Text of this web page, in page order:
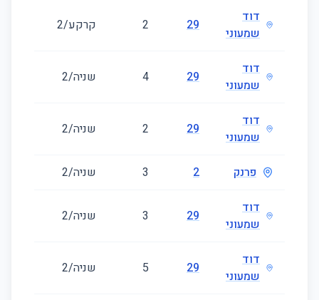
דוד
שמעוני
29
2 קרקע/2
דוד
שמעוני
29
4 שניה/2
דוד
שמעוני
29
2 שניה/2
פרנק 2
3 שניה/2
דוד
שמעוני
29
3 שניה/2
דוד
שמעוני
29
5 שניה/2